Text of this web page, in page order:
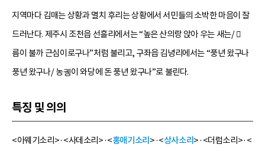
지역마다 김매는 상황과 멸치 후리는 상황에서 서민들의 소박한 마음이 잘
드러난다. 제주시 조천읍 선흘리에서는 “높은 산의랑 앉아 우는 새는/ 
름이 불까 근심이로구나”처럼 불리고, 구좌읍 김녕리에서는 “풍년 왔구나
풍년 왔구나/ 농궹이 와당에 돈 풍년 왔구나”로 불린다.
특징 및 의의
<아웨기소리>·<사데소리>·<홍애기소리 >·<상사소리 >·<더럼소리>·<